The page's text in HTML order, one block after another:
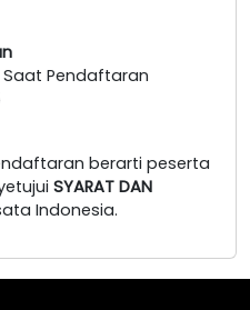
Pendaftaran
berarti peserta
SYARAT DAN
Indonesia.